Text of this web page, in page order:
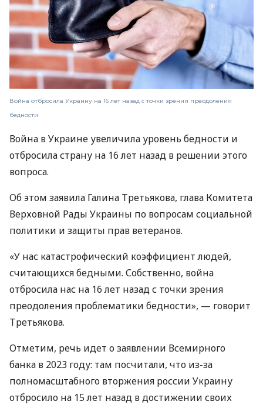
Война отбросила Украину на 16 лет назад с точки зрения преодоления
бедности
Война в Украине увеличила уровень бедности и
отбросила страну на 16 лет назад в решении этого
вопроса.
Об этом заявила Галина Третьякова, глава Комитета
Верховной Рады Украины по вопросам социальной
политики и защиты прав ветеранов.
«У нас катастрофический коэффициент людей,
считающихся бедными. Собственно, война
отбросила нас на 16 лет назад с точки зрения
преодоления проблематики бедности», — говорит
Третьякова.
Отметим, речь идет о заявлении Всемирного
банка в 2023 году: там посчитали, что из-за
полномасштабного вторжения россии Украину
отбросило на 15 лет назад в достижении своих